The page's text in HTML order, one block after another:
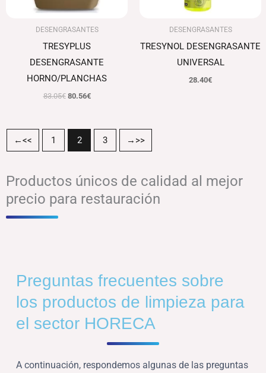
DESENGRASANTES
TRESYPLUS
DESENGRASANTE
HORNO/PLANCHAS
83.05€ 80.56€
DESENGRASANTES
TRESYNOL DESENGRASANTE
UNIVERSAL
28.40€
← 1 2 3 →
Productos únicos de calidad al mejor
precio para restauración
Preguntas frecuentes sobre
los productos de limpieza para
el sector HORECA
A continuación, respondemos algunas de las preguntas